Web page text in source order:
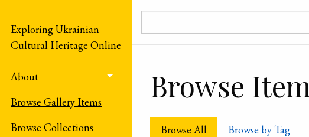
Exploring Ukrainian
Cultural Heritage Online
About
Toggle menu
Browse Gallery Items
Browse Collections
Browse
Browse All Browse by Tag